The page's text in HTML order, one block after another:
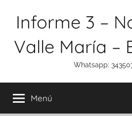
Informe 3 –
Valle María –
Whatsapp:
Menú